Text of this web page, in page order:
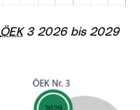
ÖEK3 2026 bis 2029